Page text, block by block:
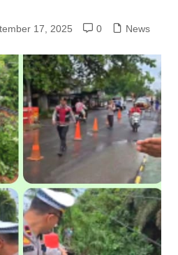
17, 2025 0 News